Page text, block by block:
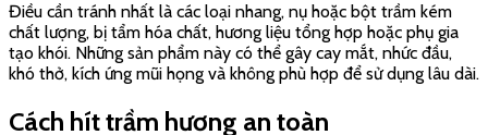
Điều cần tránh nhất là các loại nhang, nụ hoặc bột trầm kém
chất lượng, bị tẩm hóa chất, hương liệu tổng hợp hoặc phụ gia
tạo khói. Những sản phẩm này có thể gây cay mắt, nhức đầu,
khó thở, kích ứng mũi họng và không phù hợp để sử dụng lâu dài.
Cách hít trầm hương an toàn